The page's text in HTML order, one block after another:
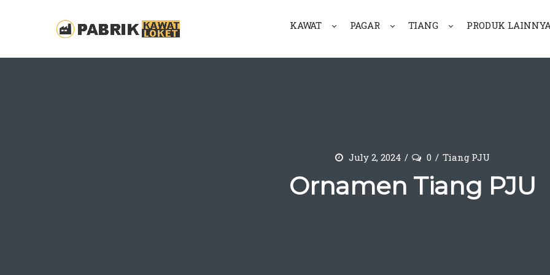
KAWAT PAGAR TIANG PRODUK
July 2, 2024 0 Tiang PJU
Ornamen Tiang PJU